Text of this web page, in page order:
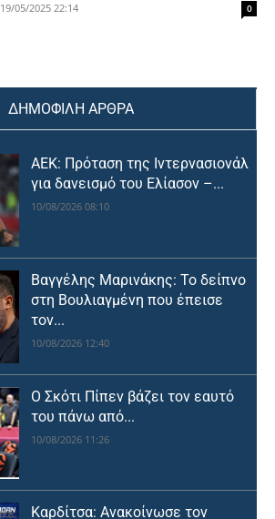
19/05/2025 22:14 0
ΔΗΜΟΦΙΛΗ ΑΡΘΡΑ
ΑΕΚ: Πρόταση της Ιντερνασιονάλ
για δανεισμό του Ελίασον –...
10/08/2026 08:10
Βαγγέλης Μαρινάκης: Το δείπνο
στη Βουλιαγμένη που έπεισε
τον...
10/08/2026 12:40
Ο Σκότι Πίπεν βάζει τον εαυτό
του πάνω από...
10/08/2026 11:26
Καρδίτσα: Ανακοίνωσε τον